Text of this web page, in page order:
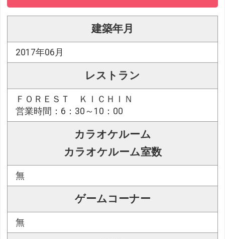
建築年月
2017年06月
レストラン
ＦＯＲＥＳＴ ＫＩＣＨＩＮ
営業時間：6：30～10：00
カラオケルーム
カラオケルーム室数
無
ゲームコーナー
無